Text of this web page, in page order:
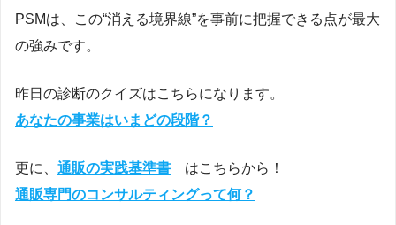
PSMは、この“消える境界線”を事前に把握できる点が最大
の強みです。
昨日の診断のクイズはこちらになります。
あなたの事業はいまどの段階？
更に、 通販の実践基準書 はこちらから！
通販専門のコンサルティングって何？